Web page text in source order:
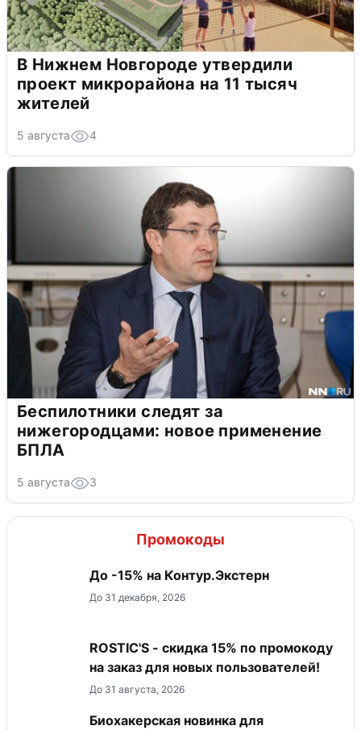
В Нижнем Новгороде утвердили
проект микрорайона на 11 тысяч
жителей
5 августа 4
Беспилотники следят за
нижегородцами: новое применение
БПЛА
5 августа 3
Промокоды
До -15% на Контур.Экстерн
До 31 декабря, 2026
ROSTIC'S - скидка 15% по промокоду
на заказ для новых пользователей!
До 31 августа, 2026
Биохакерская новинка для